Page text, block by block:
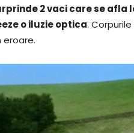
2 vaci care se
o iluzie optica.